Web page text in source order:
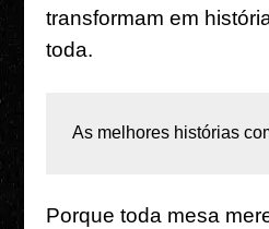
transformam em
toda.
As melhores histórias
Porque toda mesa